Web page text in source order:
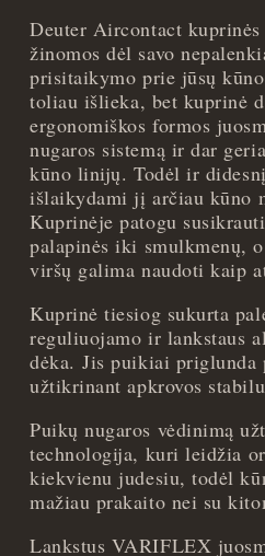
quantity
Deuter Aircontact
žinomos dėl savo
prisitaikymo prie jūsų
toliau išlieka, bet kuprinė
ergonomiškos formos
nugaros sistemą ir dar
kūno linijų. Todėl ir
išlaikydami jį arčiau kūno
Kuprinėje patogu
palapinės iki smulkmenų,
viršų galima naudoti kaip
Kuprinė tiesiog sukurta
reguliuojamo ir lankstaus
dėka. Jis puikiai priglunda
užtikrinant apkrovos
Puikų nugaros vėdinimą
technologija, kuri leidžia
kiekvienu judesiu, todėl
mažiau prakaito nei su
Lankstus VARIFLEX